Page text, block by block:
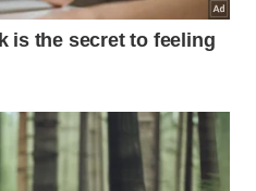
mundo que merecem
como uma
Ela funciona em
emolho no centro.
o prato perde graça